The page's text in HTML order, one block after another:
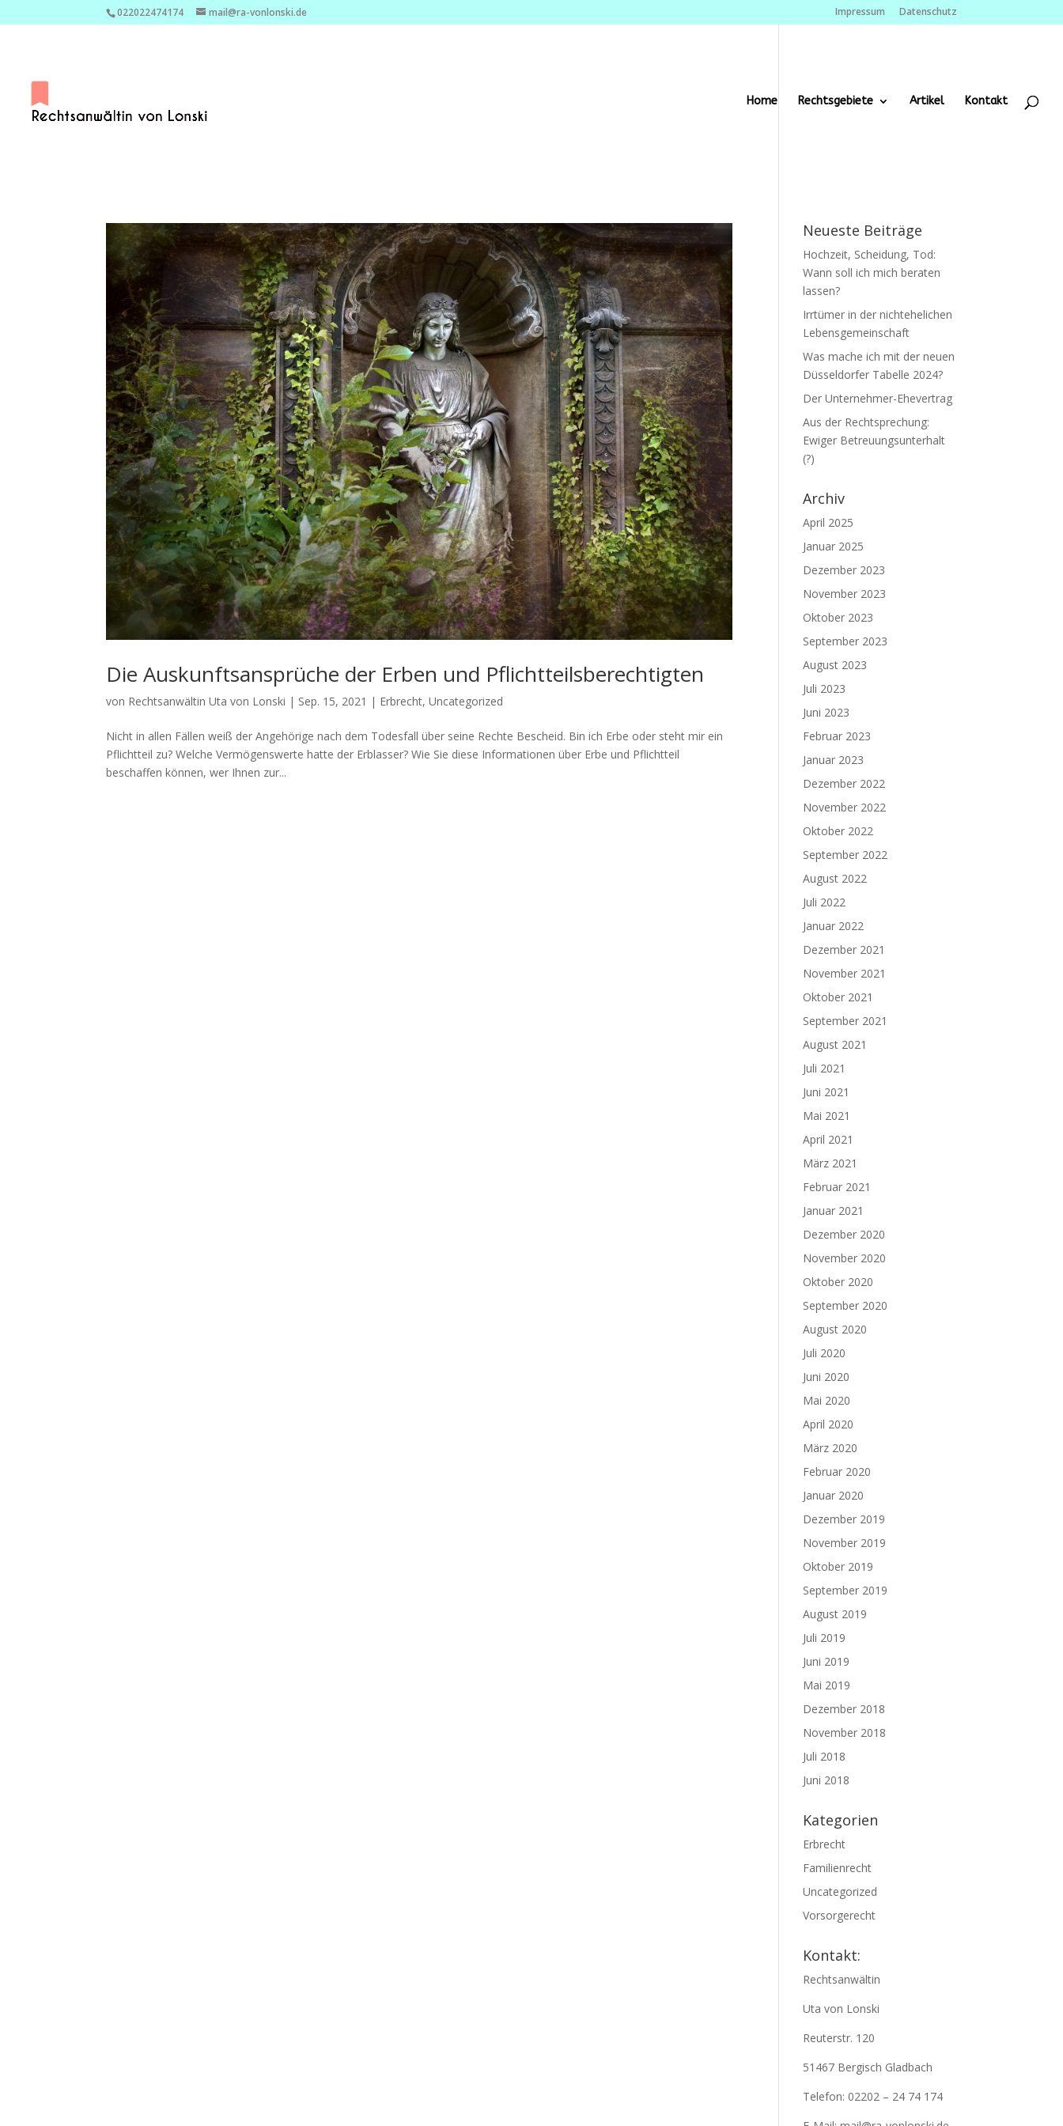
022022474174 mail@ra-vonlonski.de Impressum Datenschutz
Home Rechtsgebiete Artikel Kontakt
Die Auskunftsansprüche der Erben und Pflichtteilsberechtigten
von Rechtsanwältin Uta von Lonski | Sep. 15, 2021 | Erbrecht,Uncategorized
Nicht in allen Fällen weiß der Angehörige nach dem Todesfall über seine Rechte Bescheid. Bin ich Erbe oder steht mir ein
Pflichtteil zu? Welche Vermögenswerte hatte der Erblasser? Wie Sie diese Informationen über Erbe und Pflichtteil
beschaffen können, wer Ihnen zur...
Neueste Beiträge
Hochzeit, Scheidung, Tod:
Wann soll ich mich beraten
lassen?
Irrtümer in der nichtehelichen
Lebensgemeinschaft
Was mache ich mit der neuen
Düsseldorfer Tabelle 2024?
Der Unternehmer-Ehevertrag
Aus der Rechtsprechung:
Ewiger Betreuungsunterhalt
(?)
Archiv
April 2025
Januar 2025
Dezember 2023
November 2023
Oktober 2023
September 2023
August 2023
Juli 2023
Juni 2023
Februar 2023
Januar 2023
Dezember 2022
November 2022
Oktober 2022
September 2022
August 2022
Juli 2022
Januar 2022
Dezember 2021
November 2021
Oktober 2021
September 2021
August 2021
Juli 2021
Juni 2021
Mai 2021
April 2021
März 2021
Februar 2021
Januar 2021
Dezember 2020
November 2020
Oktober 2020
September 2020
August 2020
Juli 2020
Juni 2020
Mai 2020
April 2020
März 2020
Februar 2020
Januar 2020
Dezember 2019
November 2019
Oktober 2019
September 2019
August 2019
Juli 2019
Juni 2019
Mai 2019
Dezember 2018
November 2018
Juli 2018
Juni 2018
Kategorien
Erbrecht
Familienrecht
Uncategorized
Vorsorgerecht
Kontakt:
Rechtsanwältin
Uta von Lonski
Reuterstr. 120
51467 Bergisch Gladbach
Telefon: 02202 – 24 74 174